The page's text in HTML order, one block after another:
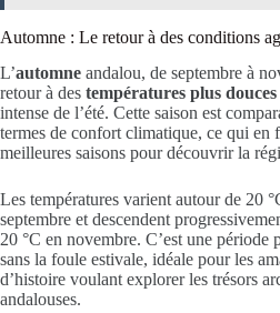
Automne : Le retour à des conditions
L’automne andalou, de septembre à
retour à des températures plus douces
intense de l’été. Cette saison est
termes de confort climatique, ce qui en
meilleures saisons pour découvrir la
Les températures varient autour de 20
septembre et descendent
20 °C en novembre. C’est une période
sans la foule estivale, idéale pour les
d’histoire voulant explorer les trésors
andalouses.